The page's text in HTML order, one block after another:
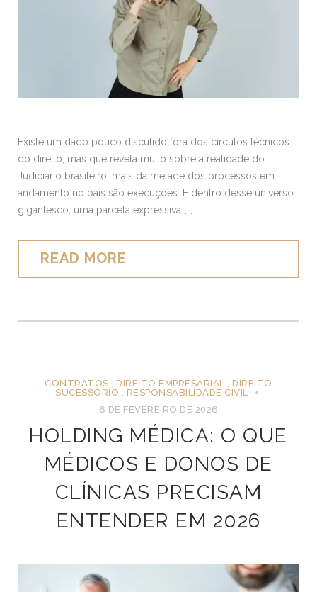
Existe um dado pouco discutido fora dos círculos técnicos
do direito, mas que revela muito sobre a realidade do
Judiciário brasileiro: mais da metade dos processos em
andamento no país são execuções. E dentro desse universo
gigantesco, uma parcela expressiva […]
READ MORE
CONTRATOS ,DIREITO EMPRESARIAL ,DIREITO
SUCESSÓRIO
RESPONSABILIDADE CIVIL
6 DE FEVEREIRO DE 2026
HOLDING MÉDICA: O QUE
MÉDICOS E DONOS DE
CLÍNICAS PRECISAM
ENTENDER EM 2026